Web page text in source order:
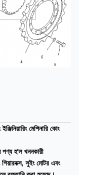
মেশিনারি কোং
পণ্য হ'ল খননকারী
সুইং মোটর এবং